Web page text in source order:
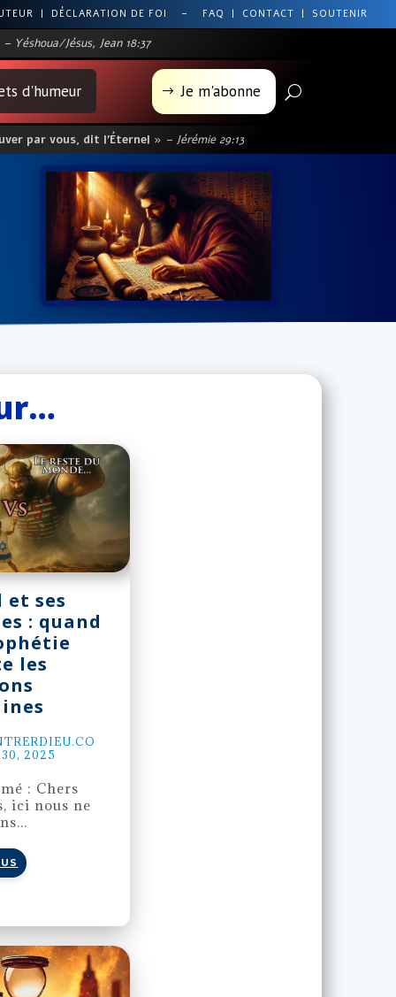
| DÉCLARATION DE FOI – FAQ | CONTACT | SOUTENIR
– Yéshoua/Jésus, Jean 18:37
d'humeur $ Je m'abonne U
par vous, dit l’Éternel » – Jérémie 29:13
et ses
: quand
les
2025
: Chers
ici nous ne